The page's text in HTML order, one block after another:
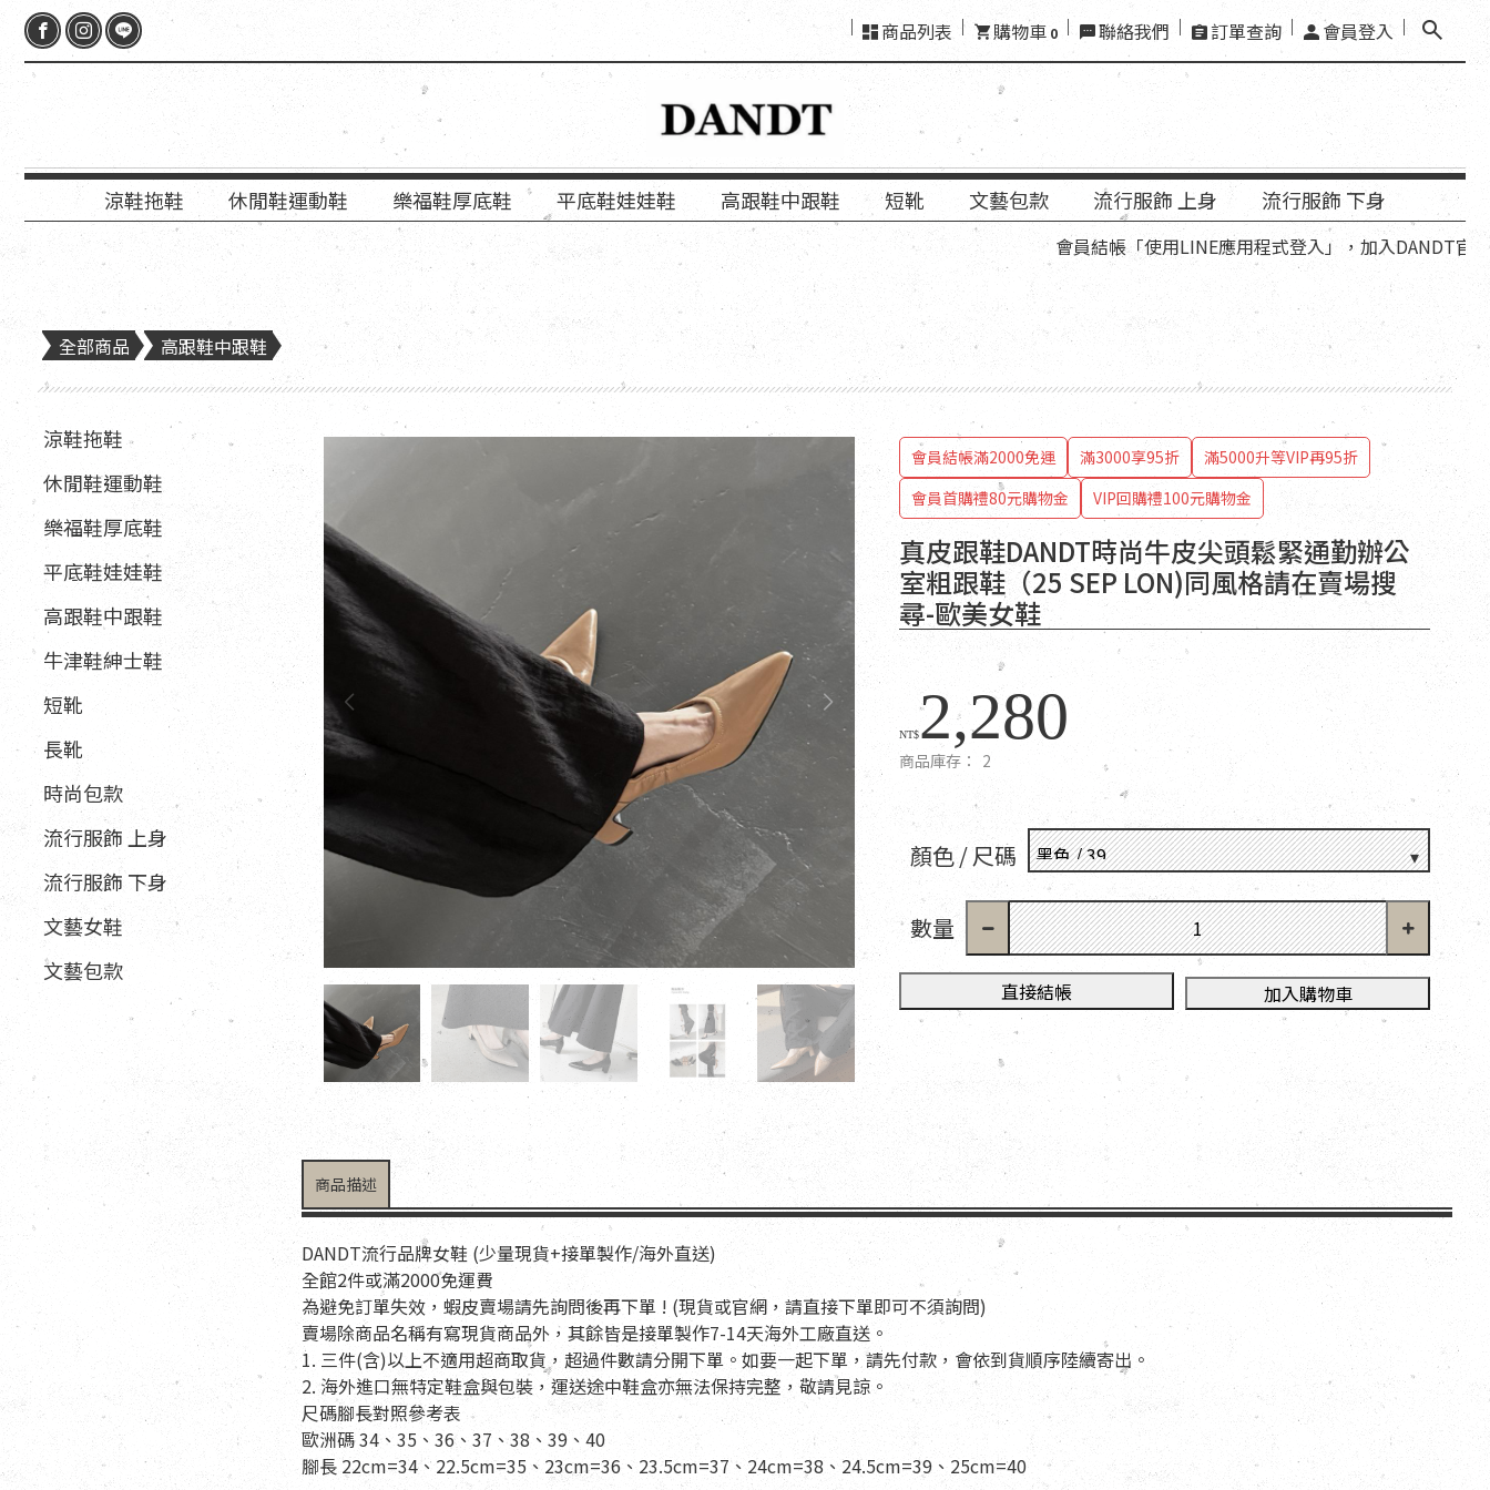
商品列表 購物車 0 聯絡我們 訂單查詢 會員登入
涼鞋拖鞋 休閒鞋運動鞋 樂福鞋厚底鞋 平底鞋娃娃鞋 高跟鞋中跟鞋 短靴 文藝包款 流行服飾 上身 流行服飾 下身
會員結帳「使用LINE應用程式登入」，加入DANDT官方LINE好友
全部商品 高跟鞋中跟鞋
涼鞋拖鞋
休閒鞋運動鞋
樂福鞋厚底鞋
平底鞋娃娃鞋
高跟鞋中跟鞋
牛津鞋紳士鞋
短靴
長靴
時尚包款
流行服飾 上身
流行服飾 下身
文藝女鞋
文藝包款
真皮跟鞋DANDT時尚牛皮尖頭鬆緊通勤辦公
室粗跟鞋（25 SEP LON)同風格請在賣場搜
尋-歐美女鞋
會員結帳滿2000免運 滿3000享95折
滿5000升等VIP再95折
會員首購禮80元購物金
VIP回購禮100元購物金
NT$2,280
商品庫存： 2
顏色 / 尺碼
數量
直接結帳 加入購物車
商品描述
DANDT流行品牌女鞋 (少量現貨+接單製作/海外直送)
全館2件或滿2000免運費
為避免訂單失效，蝦皮賣場請先詢問後再下單 ! (現貨或官網，請直接下單即可不須詢問)
賣場除商品名稱有寫現貨商品外，其餘皆是接單製作7-14天海外工廠直送。
1. 三件(含)以上不適用超商取貨，超過件數請分開下單。如要一起下單，請先付款，會依到貨順序陸續寄出。
2. 海外進口無特定鞋盒與包裝，運送途中鞋盒亦無法保持完整，敬請見諒。
尺碼腳長對照參考表
歐洲碼 34、35、36、37、38、39、40
腳長 22cm=34、22.5cm=35、23cm=36、23.5cm=37、24cm=38、24.5cm=39、25cm=40